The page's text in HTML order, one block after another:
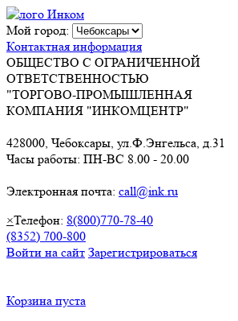
Мой город:
Контактная информация
ОБЩЕСТВО С ОГРАНИЧЕННОЙ
ОТВЕТСТВЕННОСТЬЮ
"ТОРГОВО-ПРОМЫШЛЕННАЯ
КОМПАНИЯ "ИНКОМЦЕНТР"
428000, Чебоксары, ул.Ф.Энгельса, д.31
Часы работы: ПН-ВС 8.00 - 20.00
Электронная почта: call@ink.ru
×Телефон: 8(800)770-78-40
(8352) 700-800
Войти на сайт Зарегистрироваться
Корзина пуста